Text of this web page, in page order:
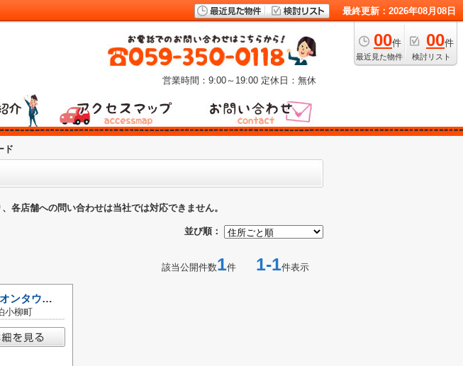
最終更新：2026年08月08日
00件
最近見た物件
00件
検討リスト
営業時間：9:00～19:00 定休日：無休
ド
各店舗への問い合わせは当社では対応できません。
並び順：
該当公開件数1件 1-1件表示
ケンタッキーフライドチキン イオンタウン四日市泊店
小柳町